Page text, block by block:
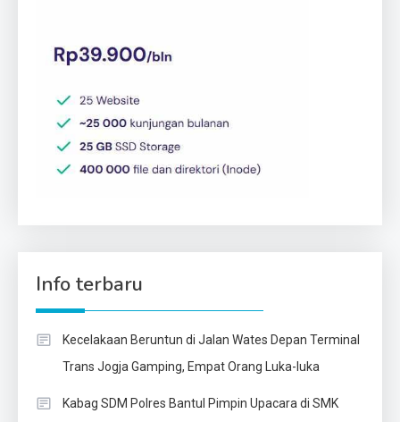
Info terbaru
Kecelakaan Beruntun di Jalan Wates Depan Terminal
Trans Jogja Gamping, Empat Orang Luka-luka
Kabag SDM Polres Bantul Pimpin Upacara di SMK